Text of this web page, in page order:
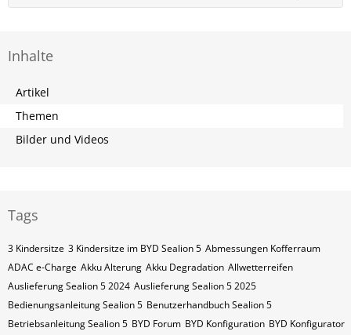
Inhalte
Artikel
Themen
Bilder und Videos
Tags
3 Kindersitze 3 Kindersitze im BYD Sealion 5 Abmessungen Kofferraum
ADAC e-Charge Akku Alterung Akku Degradation Allwetterreifen
Auslieferung Sealion 5 2024 Auslieferung Sealion 5 2025
Bedienungsanleitung Sealion 5 Benutzerhandbuch Sealion 5
Betriebsanleitung Sealion 5 BYD Forum BYD Konfiguration BYD Konfigurator